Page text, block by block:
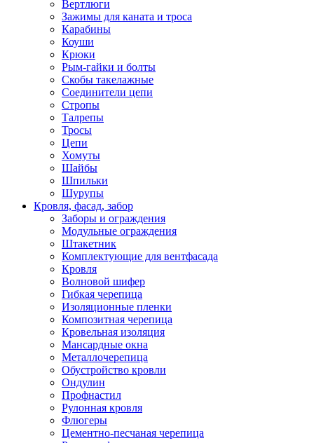
Вертлюги
Зажимы для каната и троса
Карабины
Коуши
Крюки
Рым-гайки и болты
Скобы такелажные
Соединители цепи
Стропы
Талрепы
Тросы
Цепи
Хомуты
Шайбы
Шпильки
Шурупы
Кровля, фасад, забор
Заборы и ограждения
Модульные ограждения
Штакетник
Комплектующие для вентфасада
Кровля
Волновой шифер
Гибкая черепица
Изоляционные пленки
Композитная черепица
Кровельная изоляция
Мансардные окна
Металлочерепица
Обустройство кровли
Ондулин
Профнастил
Рулонная кровля
Флюгеры
Цементно-песчаная черепица